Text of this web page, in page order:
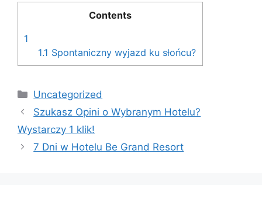
Contents
1
1.1 Spontaniczny wyjazd ku słońcu?
Categories
Uncategorized
Szukasz Opini o Wybranym Hotelu?
Wystarczy 1 klik!
7 Dni w Hotelu Be Grand Resort